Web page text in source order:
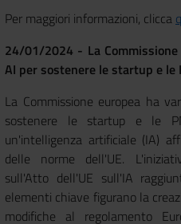
Per maggiori informazioni, clicca
24/01/2024 - La
AI per sostenere le startup e
La Commissione europea ha
sostenere le startup e le
un'intelligenza artificiale (IA)
delle norme dell'UE.
sull'Atto dell'UE sull'IA
elementi chiave figurano la
modifiche al regolamento